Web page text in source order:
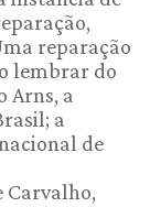
reparação
lembrar do
Arns, a
a
de
Carvalho,